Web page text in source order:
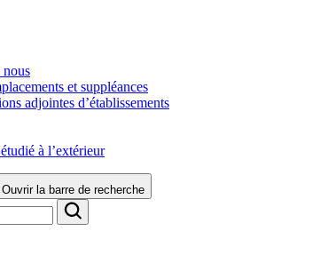
nous
et suppléances
adjointes d’établissements
à l’extérieur
Ouvrir la barre de recherche